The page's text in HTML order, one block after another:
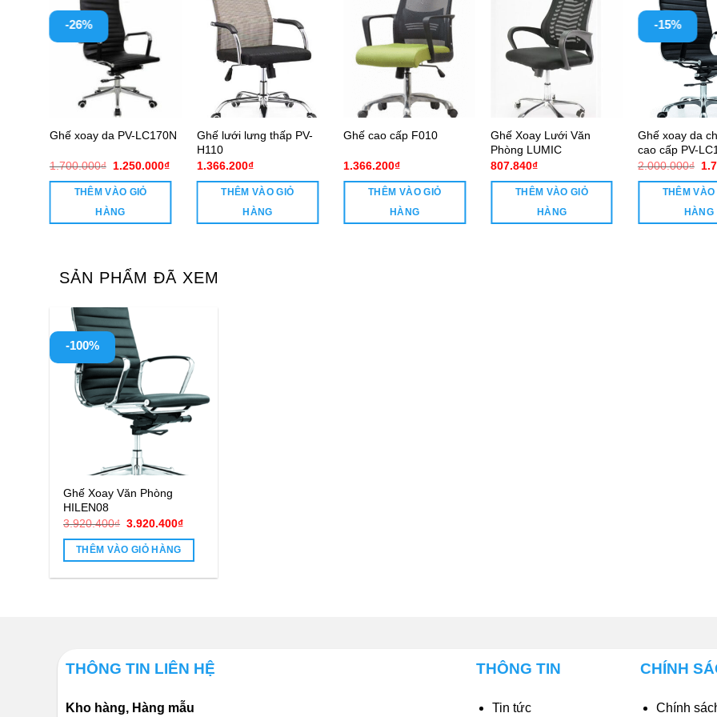
-26%
Ghế xoay da PV-LC170N
1.700.000₫ Giá
là:
1.700.000₫.
1.250.000₫Giá
THÊM VÀO GIỎ
HÀNG
Ghế lưới lưng thấp PV-
H110
1.366.200₫
THÊM VÀO GIỎ
HÀNG
Ghế cao cấp F010
1.366.200₫
THÊM VÀO GIỎ
HÀNG
Ghế Xoay Lưới Văn
Phòng LUMIC
807.840₫
THÊM VÀO GIỎ
HÀNG
-15%
Ghế xoay da
cao cấp PV-
2.000.000₫
là:
THÊM VÀO
HÀNG
SẢN PHẨM ĐÃ XEM
-100%
Ghế Xoay Văn Phòng
HILEN08
3.920.400₫ Giá
là:
3.920.400₫.
3.920.400₫Giá
THÊM VÀO GIỎ HÀNG
THÔNG TIN LIÊN HỆ
Kho hàng, Hàng mẫu
THÔNG TIN
Tin tức
CHÍNH
Chính